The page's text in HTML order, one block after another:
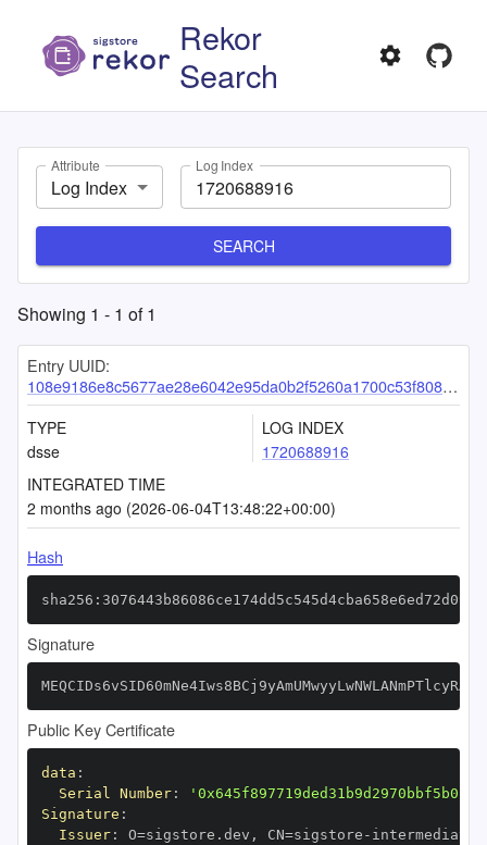
Rekor
Search
Attribute
Log Index
Log Index
SEARCH
Showing 1 - 1 of1
Entry UUID:
108e9186e8c5677ae28e6042e95da0b2f5260a1700c53f808da305fe555012515af854f951e8a0e5
TYPE
dsse
LOG INDEX
1720688916
INTEGRATED TIME
2 months ago (2026-06-04T13:48:22+00:00)
Hash
Signature
Public Key Certificate
data :
Serial Number:
Signature :
Issuer: O=sigstore.dev , CN=sigstore -